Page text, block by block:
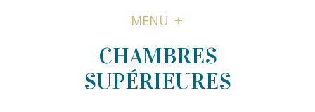
MENU
CHAMBRES
SUPÉRIEURES